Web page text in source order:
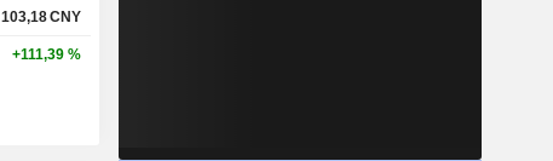
103,18CNY
+111,39 %